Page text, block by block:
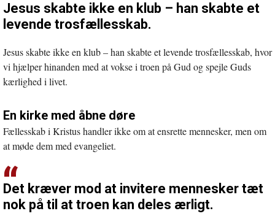
Jesus skabte ikke en klub – han skabte et
levende trosfællesskab.
Jesus skabte ikke en klub – han skabte et levende trosfællesskab, hvor
vi hjælper hinanden med at vokse i troen på Gud og spejle Guds
kærlighed i livet.
En kirke med åbne døre
Fællesskab i Kristus handler ikke om at ensrette mennesker, men om
at møde dem med evangeliet.
Det kræver mod at invitere mennesker tæt
nok på til at troen kan deles ærligt.